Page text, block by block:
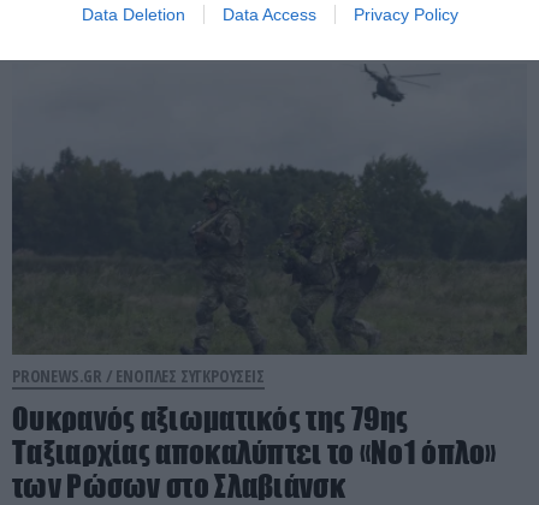
Data Deletion Data Access Privacy Policy
PRONEWS.GR / ΕΝΟΠΛΕΣ ΣΥΓΚΡΟΥΣΕΙΣ
Ουκρανός αξιωματικός της 79ης
Ταξιαρχίας αποκαλύπτει το «Νο1 όπλο»
των Ρώσων στο Σλαβιάνσκ